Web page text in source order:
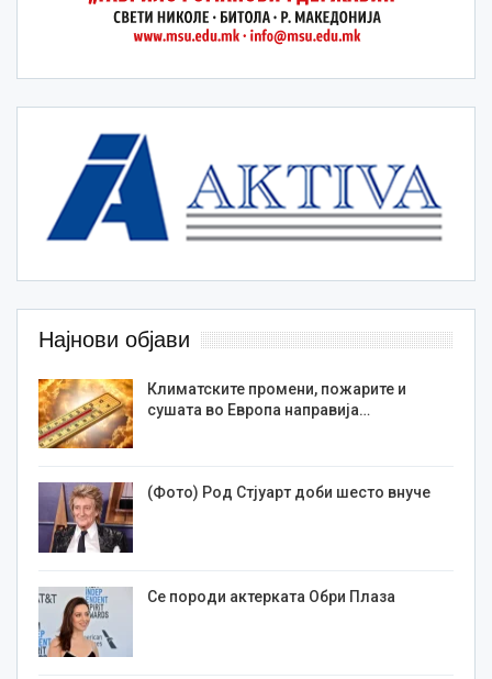
Најнови објави
Климатските промени, пожарите и
сушата во Европа направија…
(Фото) Род Стјуарт доби шесто внуче
Се породи актерката Обри Плаза